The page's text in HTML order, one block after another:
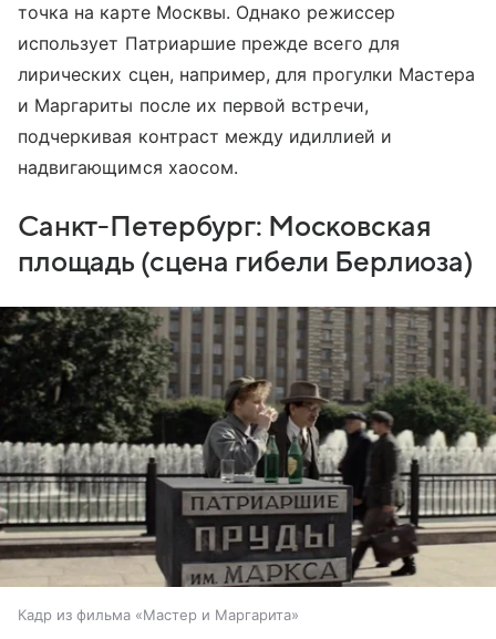
точка на карте Москвы. Однако режиссер
использует Патриаршие прежде всего для
лирических сцен, например, для прогулки Мастера
и Маргариты после их первой встречи,
подчеркивая контраст между идиллией и
надвигающимся хаосом.
Санкт-Петербург: Московская
площадь (сцена гибели Берлиоза)
Кадр из фильма «Мастер и Маргарита»